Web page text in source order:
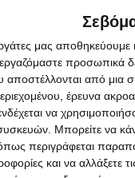
μας
προσωπικά
από μια
έρευνα
να
Μπορείτε να
περιγράφεται
και να αλλάξετε